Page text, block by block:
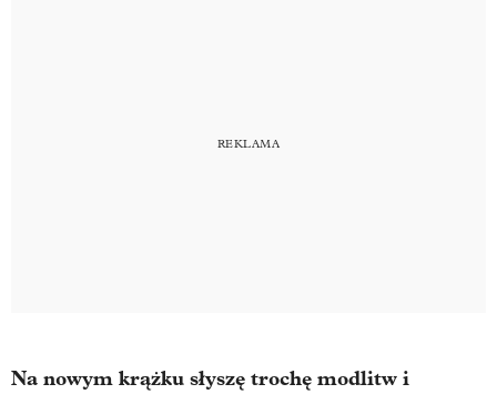
Na nowym krążku słyszę trochę modlitw i